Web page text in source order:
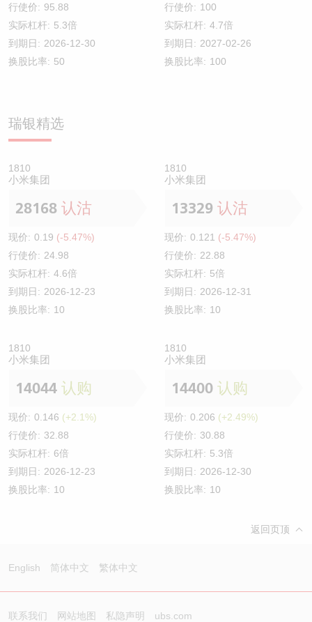
行使价: 95.88
实际杠杆: 5.3倍
到期日: 2026-12-30
换股比率: 50
行使价: 100
实际杠杆: 4.7倍
到期日: 2027-02-26
换股比率: 100
瑞银精选
1810
小米集团
28168 认沽
现价: 0.19 (-5.47%)
行使价: 24.98
实际杠杆: 4.6倍
到期日: 2026-12-23
换股比率: 10
1810
小米集团
13329 认沽
现价: 0.121 (-5.47%)
行使价: 22.88
实际杠杆: 5倍
到期日: 2026-12-31
换股比率: 10
1810
小米集团
14044 认购
现价: 0.146 (+2.1%)
行使价: 32.88
实际杠杆: 6倍
到期日: 2026-12-23
换股比率: 10
1810
小米集团
14400 认购
现价: 0.206 (+2.49%)
行使价: 30.88
实际杠杆: 5.3倍
到期日: 2026-12-30
换股比率: 10
返回页顶
English 简体中文 繁体中文
联系我们 网站地图 私隐声明 ubs.com